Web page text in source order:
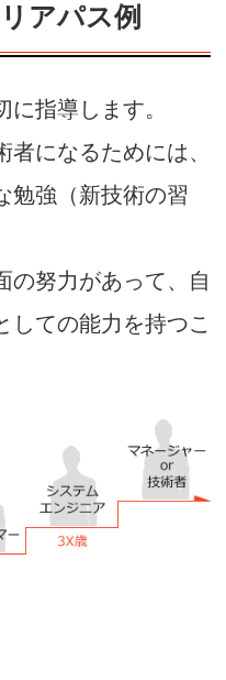
アパス例
指導します。
になるためには、
勉強（新技術の習
の努力があって、自
しての能力を持つこ